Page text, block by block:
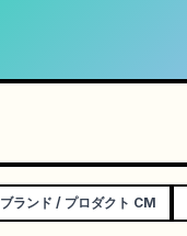
ブランド / プロダクト CM